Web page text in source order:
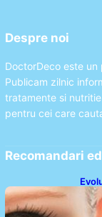
Despre noi
DoctorDeco este
Publicam zilnic
tratamente si
pentru cei care
Recomandari